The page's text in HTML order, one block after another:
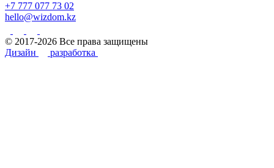
+7 777 077 73 02
hello@wizdom.kz
© 2017-2026 Все права защищены
Дизайн
разработка